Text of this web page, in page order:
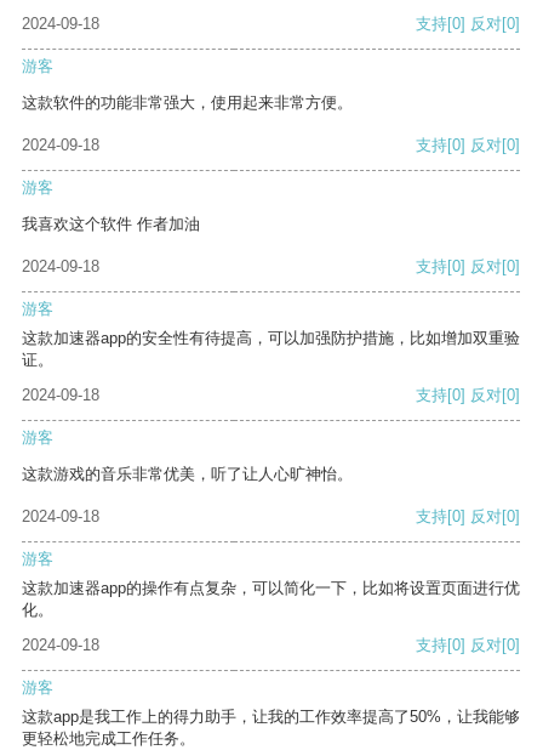
2024-09-18
支持[0] 反对[0]
游客
这款软件的功能非常强大，使用起来非常方便。
2024-09-18 支持[0] 反对[0]
游客
我喜欢这个软件 作者加油
2024-09-18 支持[0] 反对[0]
游客
这款加速器app的安全性有待提高，可以加强防护措施，比如增加双重验
证。
2024-09-18
支持[0] 反对[0]
游客
这款游戏的音乐非常优美，听了让人心旷神怡。
2024-09-18 支持[0] 反对[0]
游客
这款加速器app的操作有点复杂，可以简化一下，比如将设置页面进行优
化。
2024-09-18
支持[0] 反对[0]
游客
这款app是我工作上的得力助手，让我的工作效率提高了50%，让我能够
更轻松地完成工作任务。